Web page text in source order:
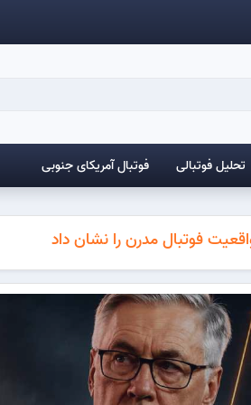
تحلیل فوتبالی فوتبال آمریکای جنوبی
فوتبال مدرن را نشان داد